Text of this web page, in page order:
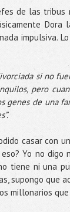
de las tribus
Dora
impulsiva.
si no
pero
genes de una
casar con
Yo no digo
tiene ni una
supongo que
millonarios